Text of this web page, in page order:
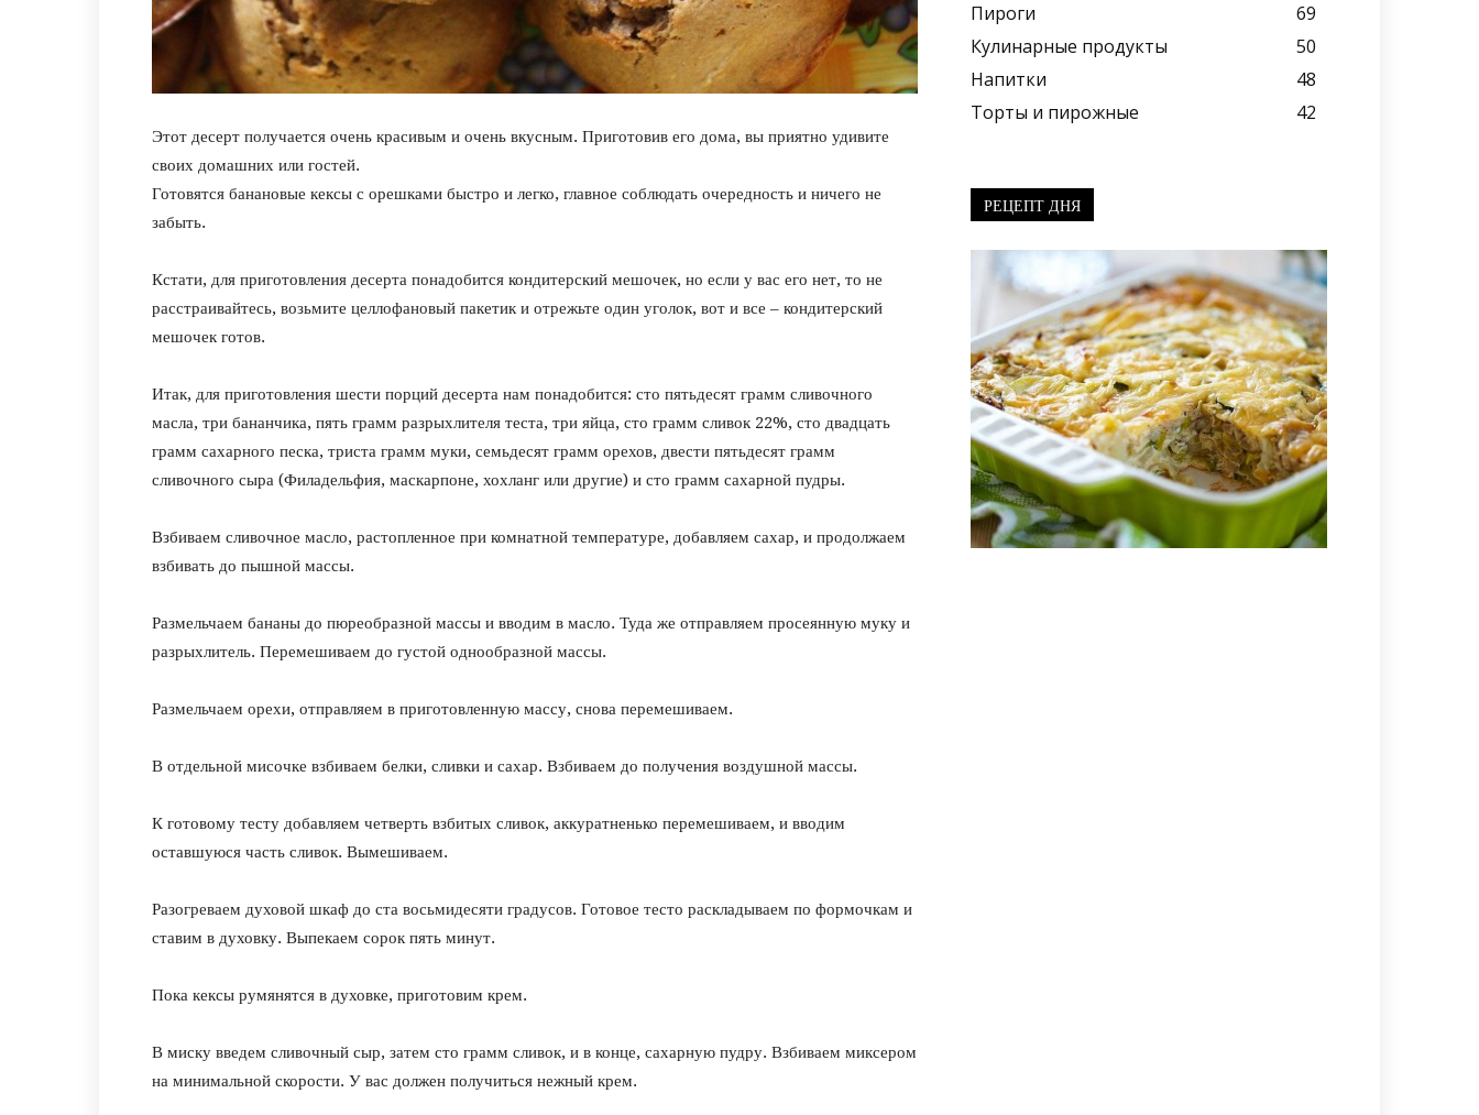
+
фото
Этот десерт получается очень красивым и очень вкусным. Приготовив его дома, вы приятно удивите
своих домашних или гостей.
Готовятся банановые кексы с орешками быстро и легко, главное соблюдать очередность и ничего не
забыть.
Кстати, для приготовления десерта понадобится кондитерский мешочек, но если у вас его нет, то не
расстраивайтесь, возьмите целлофановый пакетик и отрежьте один уголок, вот и все – кондитерский
мешочек готов.
Итак, для приготовления шести порций десерта нам понадобится: сто пятьдесят грамм сливочного
масла, три бананчика, пять грамм разрыхлителя теста, три яйца, сто грамм сливок 22%, сто двадцать
грамм сахарного песка, триста грамм муки, семьдесят грамм орехов, двести пятьдесят грамм
сливочного сыра (Филадельфия, маскарпоне, хохланг или другие) и сто грамм сахарной пудры.
Взбиваем сливочное масло, растопленное при комнатной температуре, добавляем сахар, и продолжаем
взбивать до пышной массы.
Размельчаем бананы до пюреобразной массы и вводим в масло. Туда же отправляем просеянную муку и
разрыхлитель. Перемешиваем до густой однообразной массы.
Размельчаем орехи, отправляем в приготовленную массу, снова перемешиваем.
В отдельной мисочке взбиваем белки, сливки и сахар. Взбиваем до получения воздушной массы.
К готовому тесту добавляем четверть взбитых сливок, аккуратненько перемешиваем, и вводим
оставшуюся часть сливок. Вымешиваем.
Разогреваем духовой шкаф до ста восьмидесяти градусов. Готовое тесто раскладываем по формочкам и
ставим в духовку. Выпекаем сорок пять минут.
Пока кексы румянятся в духовке, приготовим крем.
В миску введем сливочный сыр, затем сто грамм сливок, и в конце, сахарную пудру. Взбиваем миксером
на минимальной скорости. У вас должен получиться нежный крем.
Пироги
69
Кулинарные продукты
50
Напитки
48
Торты и пирожные
42
РЕЦЕПТ ДНЯ